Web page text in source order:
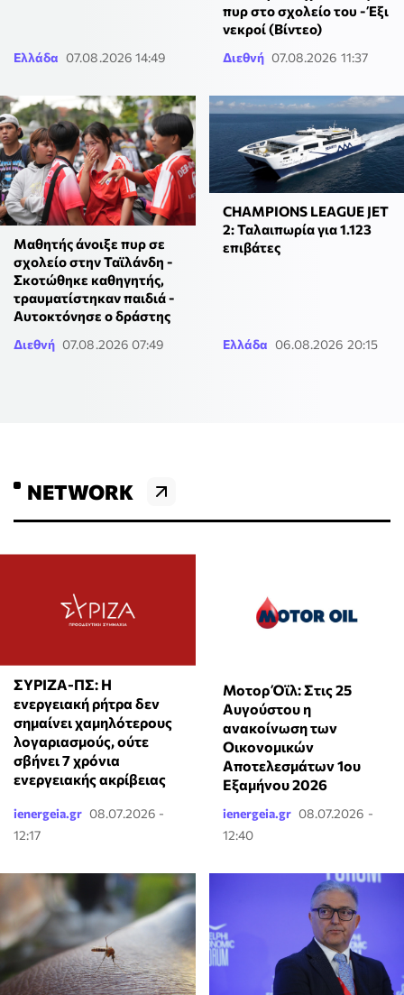
Ελλάδα 07.08.2026 14:49
πυρ στο σχολείο του - Έξι
νεκροί (Βίντεο)
Διεθνή 07.08.2026 11:37
Μαθητής άνοιξε πυρ σε
σχολείο στην Ταϊλάνδη -
Σκοτώθηκε καθηγητής,
τραυματίστηκαν παιδιά -
Αυτοκτόνησε ο δράστης
Διεθνή 07.08.2026 07:49
CHAMPIONS LEAGUE JET
2: Ταλαιπωρία για 1.123
επιβάτες
Ελλάδα 06.08.2026 20:15
NETWORK
ΣΥΡΙΖΑ-ΠΣ: Η
ενεργειακή ρήτρα δεν
σημαίνει χαμηλότερους
λογαριασμούς, ούτε
σβήνει 7 χρόνια
ενεργειακής ακρίβειας
ienergeia.gr 08.07.2026 -
12:17
Μοτορ Όϊλ: Στις 25
Αυγούστου η
ανακοίνωση των
Οικονομικών
Αποτελεσμάτων 1ου
Εξαμήνου 2026
ienergeia.gr 08.07.2026 -
12:40